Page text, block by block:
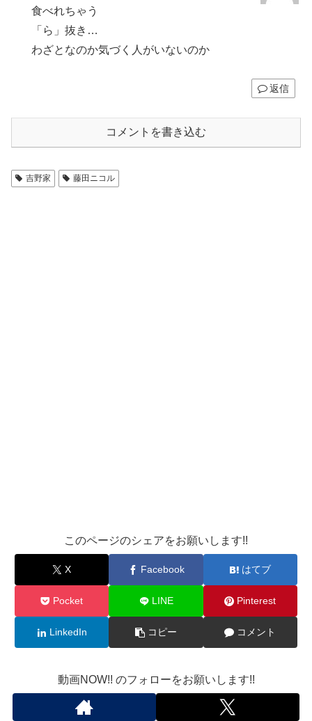
食べれちゃう
「ら」抜き…
わざとなのか気づく人がいないのか
返信
コメントを書き込む
吉野家 藤田ニコル
このページのシェアをお願いします!!
X Facebook はてブ
Pocket LINE Pinterest
LinkedIn コピー コメント
動画NOW!! のフォローをお願いします!!